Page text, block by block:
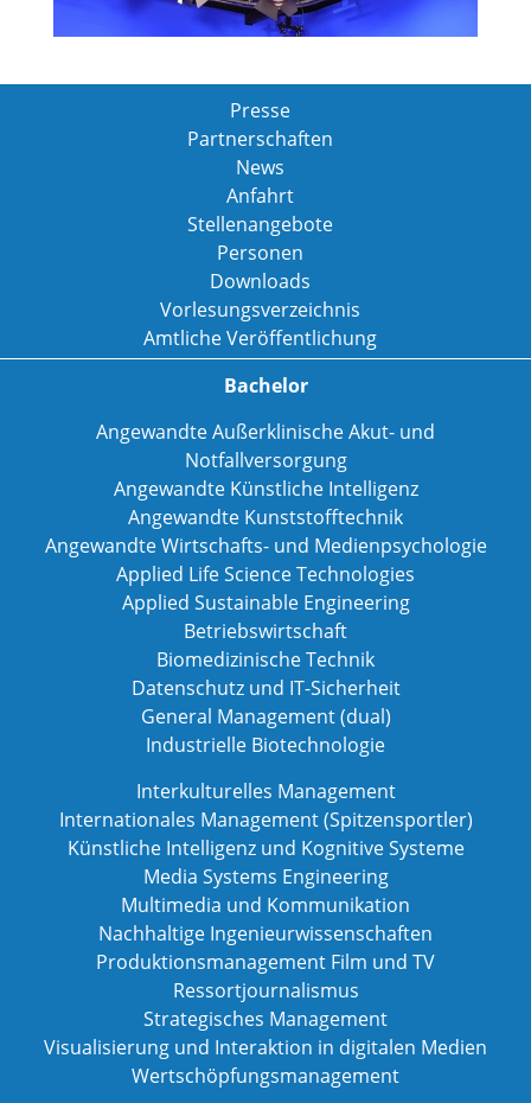
Presse
Partnerschaften
News
Anfahrt
Stellenangebote
Personen
Downloads
Vorlesungsverzeichnis
Amtliche Veröffentlichung
Bachelor
Angewandte Außerklinische Akut- und
Notfallversorgung
Angewandte Künstliche Intelligenz
Angewandte Kunststofftechnik
Angewandte Wirtschafts- und Medienpsychologie
Applied Life Science Technologies
Applied Sustainable Engineering
Betriebswirtschaft
Biomedizinische Technik
Datenschutz und IT-Sicherheit
General Management (dual)
Industrielle Biotechnologie
Interkulturelles Management
Internationales Management (Spitzensportler)
Künstliche Intelligenz und Kognitive Systeme
Media Systems Engineering
Multimedia und Kommunikation
Nachhaltige Ingenieurwissenschaften
Produktionsmanagement Film und TV
Ressortjournalismus
Strategisches Management
Visualisierung und Interaktion in digitalen Medien
Wertschöpfungsmanagement